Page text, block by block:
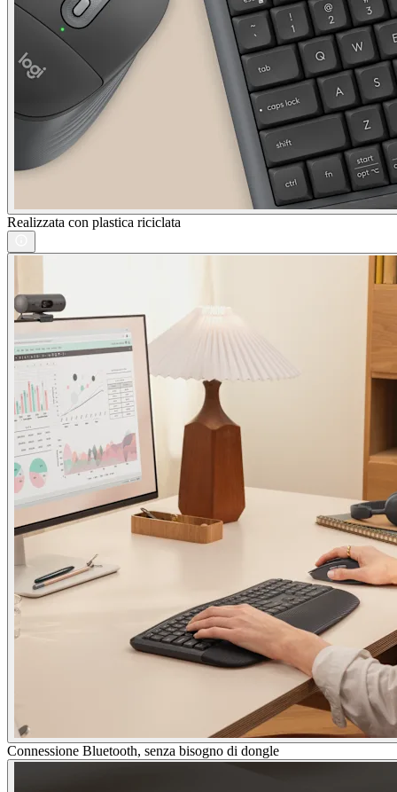
Realizzata con plastica riciclata
Connessione Bluetooth, senza bisogno di dongle